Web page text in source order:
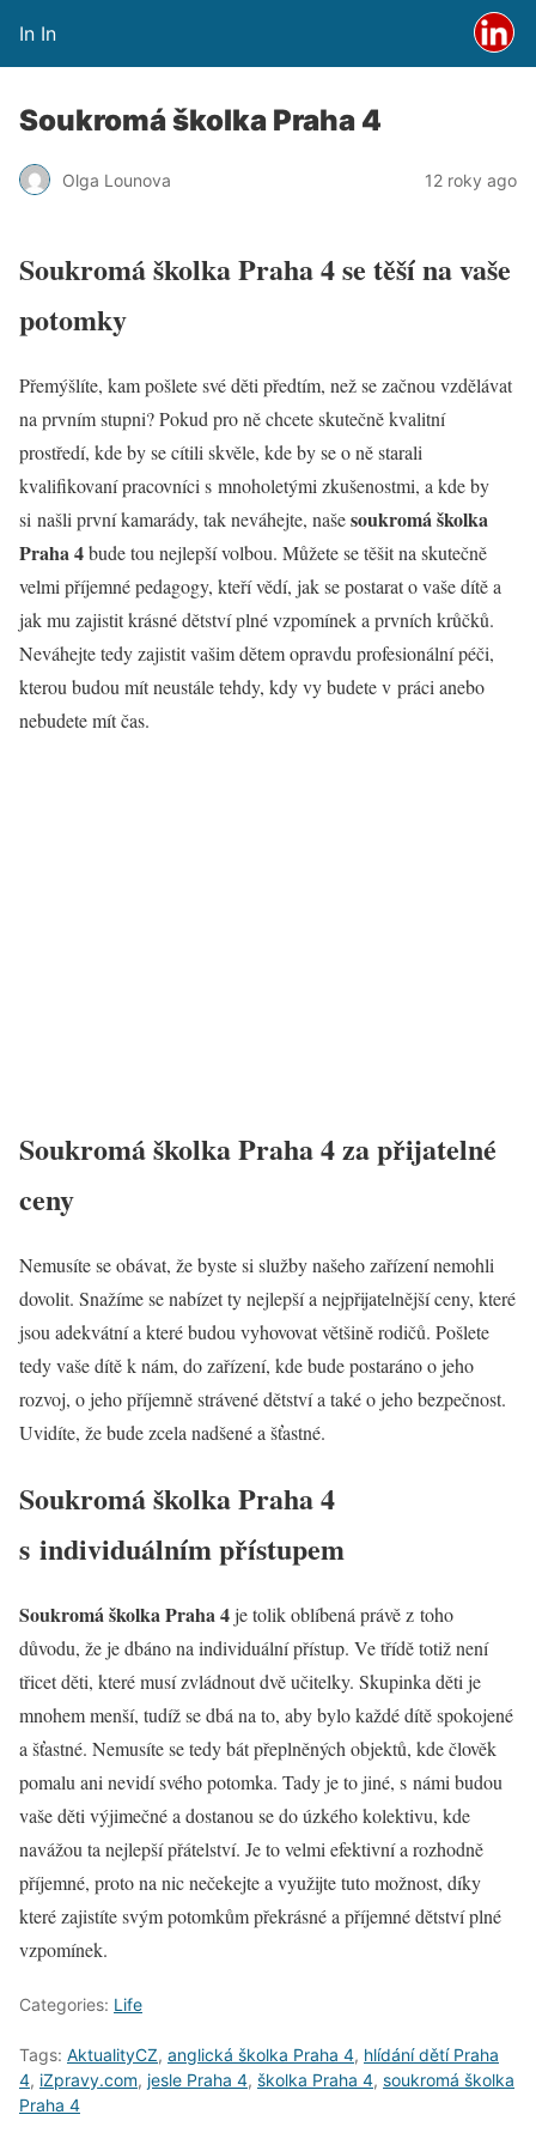
In In
Soukromá školka Praha 4
Olga Lounova 12 roky ago
Soukromá školka Praha 4 se těší na vaše
potomky
Přemýšlíte, kam pošlete své děti předtím, než se začnou vzdělávat
na prvním stupni? Pokud pro ně chcete skutečně kvalitní
prostředí, kde by se cítili skvěle, kde by se o ně starali
kvalifikovaní pracovníci s mnoholetými zkušenostmi, a kde by
si našli první kamarády, tak neváhejte, našesoukromá školka
Praha 4bude tou nejlepší volbou. Můžete se těšit na skutečně
velmi příjemné pedagogy, kteří vědí, jak se postarat o vaše dítě a
jak mu zajistit krásné dětství plné vzpomínek a prvních krůčků.
Neváhejte tedy zajistit vašim dětem opravdu profesionální péči,
kterou budou mít neustále tehdy, kdy vy budete v práci anebo
nebudete mít čas.
Soukromá školka Praha 4 za přijatelné
ceny
Nemusíte se obávat, že byste si služby našeho zařízení nemohli
dovolit. Snažíme se nabízet ty nejlepší a nejpřijatelnější ceny, které
jsou adekvátní a které budou vyhovovat většině rodičů. Pošlete
tedy vaše dítě k nám, do zařízení, kde bude postaráno o jeho
rozvoj, o jeho příjemně strávené dětství a také o jeho bezpečnost.
Uvidíte, že bude zcela nadšené a šťastné.
Soukromá školka Praha 4
s individuálním přístupem
Soukromá školka Praha 4je tolik oblíbená právě z toho
důvodu, že je dbáno na individuální přístup. Ve třídě totiž není
třicet děti, které musí zvládnout dvě učitelky. Skupinka děti je
mnohem menší, tudíž se dbá na to, aby bylo každé dítě spokojené
a šťastné. Nemusíte se tedy bát přeplněných objektů, kde člověk
pomalu ani nevidí svého potomka. Tady je to jiné, s námi budou
vaše děti výjimečné a dostanou se do úzkého kolektivu, kde
navážou ta nejlepší přátelství. Je to velmi efektivní a rozhodně
příjemné, proto na nic nečekejte a využijte tuto možnost, díky
které zajistíte svým potomkům překrásné a příjemné dětství plné
vzpomínek.
Categories: Life
Tags: AktualityCZ, anglická školka Praha 4, hlídání dětí Praha
4, iZpravy.com, jesle Praha 4, školka Praha 4, soukromá školka
Praha 4